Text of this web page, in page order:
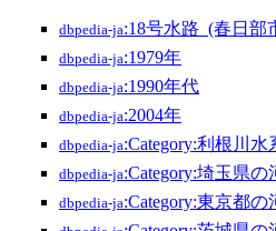
dbpedia-ja:18号水路_(春日部
dbpedia-ja:1979年
dbpedia-ja:1990年代
dbpedia-ja:2004年
dbpedia-ja:Category:利根川水
dbpedia-ja:Category:埼玉県の
dbpedia-ja:Category:東京都の